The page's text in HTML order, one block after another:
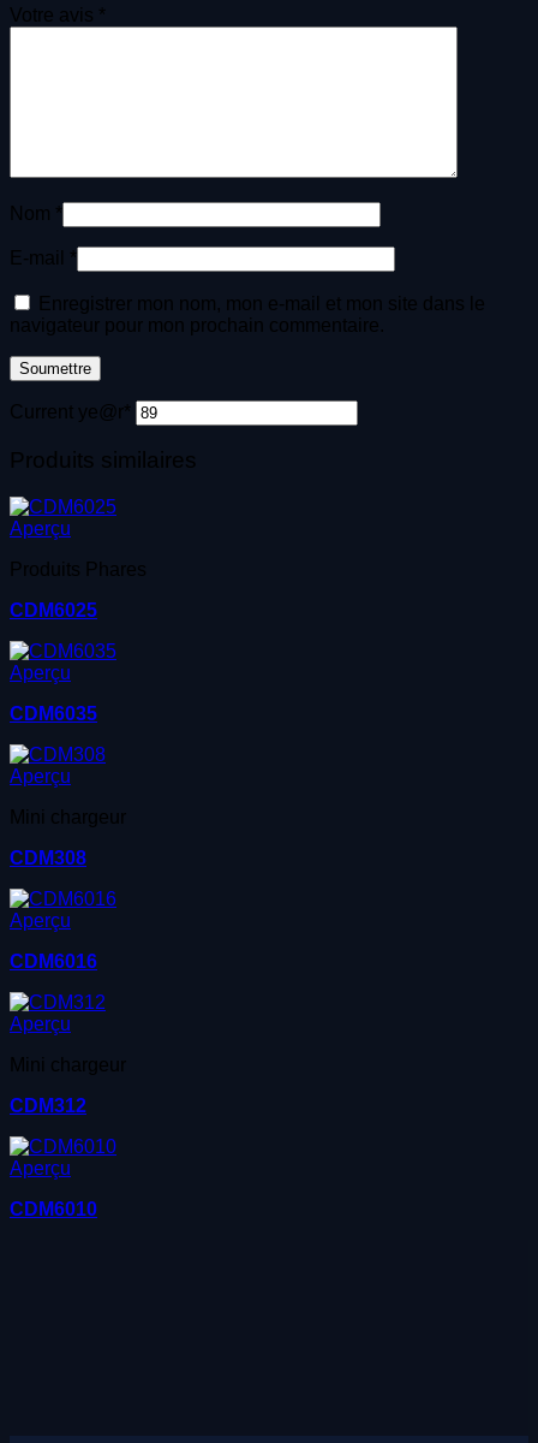
Votre avis *
Nom *
E-mail *
Enregistrer mon nom, mon e-mail et mon site dans le
navigateur pour mon prochain commentaire.
Current ye@r*
Produits similaires
Aperçu
Produits Phares
CDM6025
Aperçu
CDM6035
Aperçu
Mini chargeur
CDM308
Aperçu
CDM6016
Aperçu
Mini chargeur
CDM312
Aperçu
CDM6010